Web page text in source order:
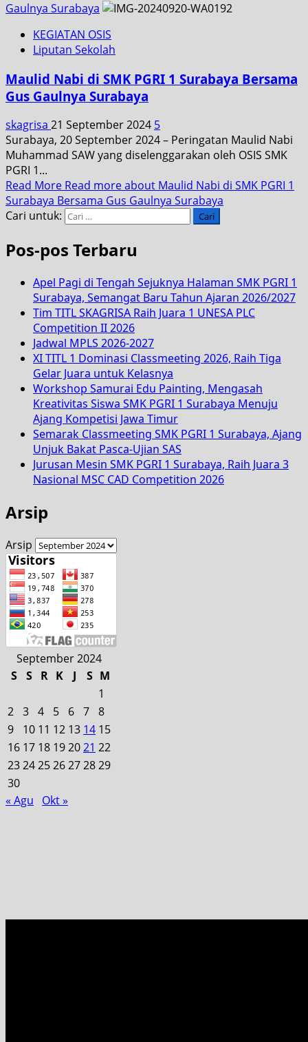
Gaulnya Surabaya
KEGIATAN OSIS
Liputan Sekolah
Maulid Nabi di SMK PGRI 1 Surabaya Bersama
Gus Gaulnya Surabaya
skagrisa 21 September 2024 5
Surabaya, 20 September 2024 – Peringatan Maulid Nabi
Muhammad SAW yang diselenggarakan oleh OSIS SMK
PGRI 1...
Read More Read more about Maulid Nabi di SMK PGRI 1
Surabaya Bersama Gus Gaulnya Surabaya
Cari untuk:
Pos-pos Terbaru
Apel Pagi di Tengah Sejuknya Halaman SMK PGRI 1
Surabaya, Semangat Baru Tahun Ajaran 2026/2027
Tim TITL SKAGRISA Raih Juara 1 UNESA PLC
Competition II 2026
Jadwal MPLS 2026-2027
XI TITL 1 Dominasi Classmeeting 2026, Raih Tiga
Gelar Juara untuk Kelasnya
Workshop Samurai Edu Painting, Mengasah
Kreativitas Siswa SMK PGRI 1 Surabaya Menuju
Ajang Kompetisi Jawa Timur
Semarak Classmeeting SMK PGRI 1 Surabaya, Ajang
Unjuk Bakat Pasca-Ujian SAS
Jurusan Mesin SMK PGRI 1 Surabaya, Raih Juara 3
Nasional MSC CAD Competition 2026
Arsip
Arsip
September 2024
S
S R K J S M
1
2 3 4 5 6 7 8
9
10 11 12 13 14 15
16 17 18 192021 22
23242526272829
30
« Agu
Okt »